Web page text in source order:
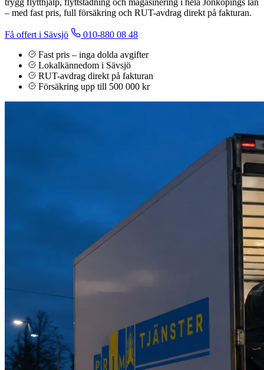
– med fast pris, full försäkring och RUT-avdrag direkt på fakturan.
Få offert i Sävsjö
010-880 08 48
Fast pris – inga dolda avgifter
Lokalkännedom i Sävsjö
RUT-avdrag direkt på fakturan
Försäkring upp till 500 000 kr